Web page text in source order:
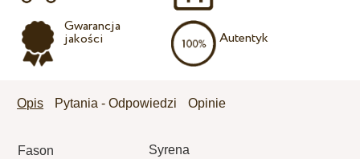
Gwarancja
jakości Autentyk
Opis Pytania - Odpowiedzi Opinie
Fason
Syrena